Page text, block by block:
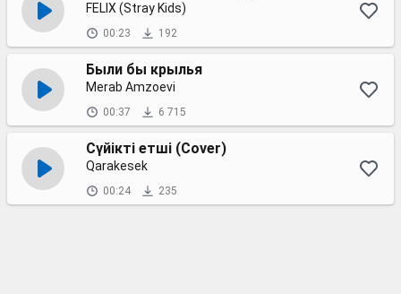
FELIX (Stray Kids)
00:23 192
Были бы крылья
Merab Amzoevi
00:37 6 715
Сүйікті етші (Cover)
Qarakesek
00:24 235